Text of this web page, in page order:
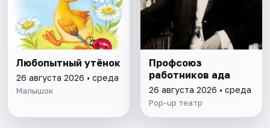
Любопытный утёнок
26 августа 2026 • среда
Малышок
Профсоюз
работников ада
26 августа 2026 • среда
Pop-up театр